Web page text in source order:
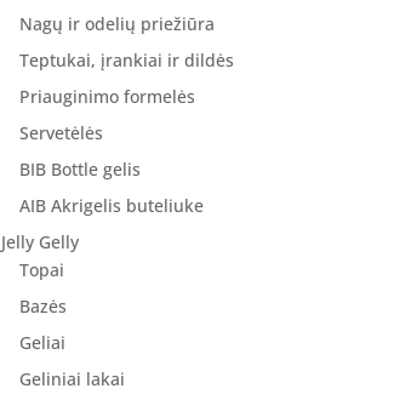
Nagų ir odelių priežiūra
Teptukai, įrankiai ir dildės
Priauginimo formelės
Servetėlės
BIB Bottle gelis
AIB Akrigelis buteliuke
Jelly Gelly
Topai
Bazės
Geliai
Geliniai lakai